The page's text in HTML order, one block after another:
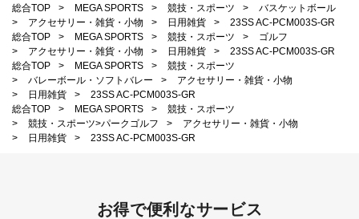
総合TOP
> MEGA SPORTS > 競技・スポーツ >
バスケットボール
>
アクセサリー・雑貨・小物 > 日用雑貨 >
23SS AC-PCM003S-GR
総合TOP
> MEGA SPORTS > 競技・スポーツ >
ゴルフ
>
アクセサリー・雑貨・小物 > 日用雑貨 >
23SS AC-PCM003S-GR
総合TOP
> MEGA SPORTS >
競技・スポーツ
>
バレーボール・ソフトバレー >
アクセサリー・雑貨・小物
>
日用雑貨 >
23SS AC-PCM003S-GR
総合TOP
> MEGA SPORTS >
競技・スポーツ
>
競技・スポーツ>パークゴルフ >
アクセサリー・雑貨・小物
>
日用雑貨 > 23SS AC-PCM003S-GR
お得で便利なサービス